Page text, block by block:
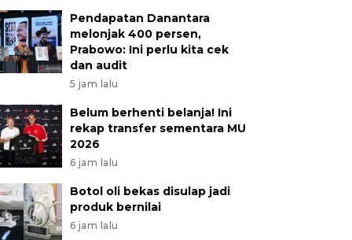
Pendapatan Danantara
melonjak 400 persen,
Prabowo: Ini perlu kita cek
dan audit
5 jam lalu
Belum berhenti belanja! Ini
rekap transfer sementara MU
2026
6 jam lalu
Botol oli bekas disulap jadi
produk bernilai
6 jam lalu